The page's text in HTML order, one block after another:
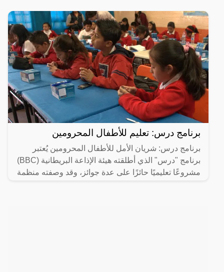
برنامج درس: تعليم للأطفال المحرومين
برنامج درس: شريان الأمل للأطفال المحرومين يُعتبر
برنامج "درس" الذي أطلقته هيئة الإذاعة البريطانية (BBC)
مشروعًا تعليميًا حائزًا على عدة جوائز، وقد وصفته منظمة